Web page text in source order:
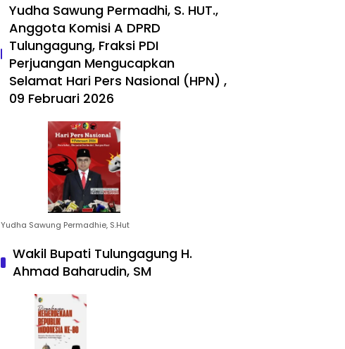
Yudha Sawung Permadhi, S. HUT.,
Anggota Komisi A DPRD
Tulungagung, Fraksi PDI
Perjuangan Mengucapkan
Selamat Hari Pers Nasional (HPN) ,
09 Februari 2026
Yudha Sawung Permadhie, S.Hut
Wakil Bupati Tulungagung H.
Ahmad Baharudin, SM